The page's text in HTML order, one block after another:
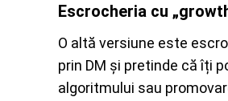
Escrocheria cu
O altă versiune este
prin DM și pretinde că îți
algoritmului sau